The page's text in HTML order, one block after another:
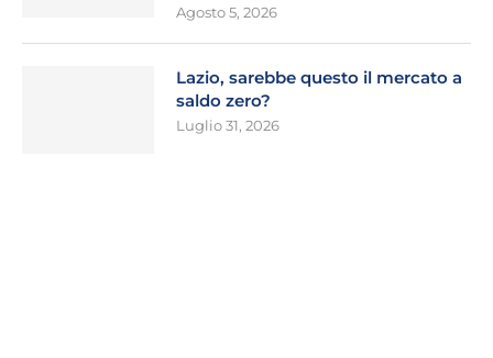
Agosto 5, 2026
Lazio, sarebbe questo il mercato a
saldo zero?
Luglio 31, 2026